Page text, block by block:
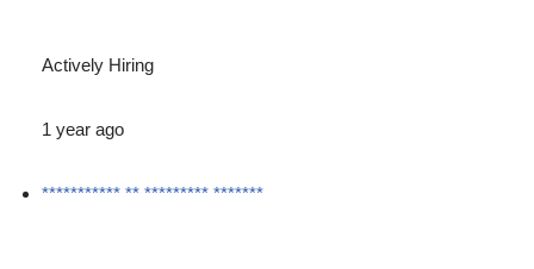
Actively Hiring
1 year ago
*********** ** ********* *******